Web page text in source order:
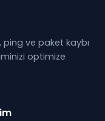
ping ve paket kaybı
optimize